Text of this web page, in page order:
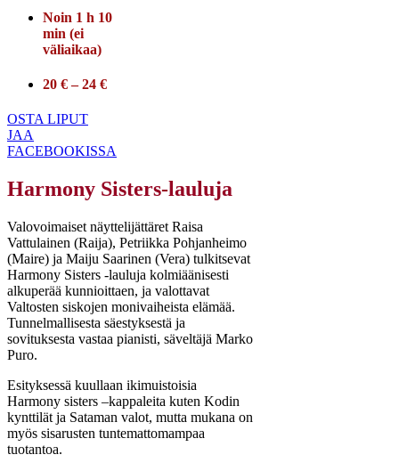
Noin 1 h 10
min (ei
väliaikaa)
20 € – 24 €
OSTA LIPUT
JAA
FACEBOOKISSA
Harmony Sisters-lauluja
Valovoimaiset näyttelijättäret Raisa
Vattulainen (Raija), Petriikka Pohjanheimo
(Maire) ja Maiju Saarinen (Vera) tulkitsevat
Harmony Sisters -lauluja kolmiäänisesti
alkuperää kunnioittaen, ja valottavat
Valtosten siskojen monivaiheista elämää.
Tunnelmallisesta säestyksestä ja
sovituksesta vastaa pianisti, säveltäjä Marko
Puro.
Esityksessä kuullaan ikimuistoisia
Harmony sisters –kappaleita kuten Kodin
kynttilät ja Sataman valot, mutta mukana on
myös sisarusten tuntemattomampaa
tuotantoa.